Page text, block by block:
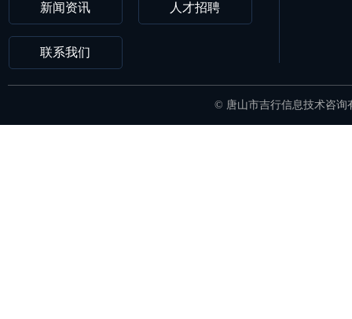
新闻资讯 人才招聘
联系我们
© 唐山市吉行信息技术咨询